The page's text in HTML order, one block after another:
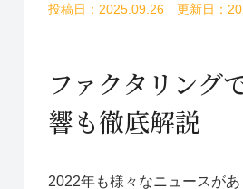
投稿日：2025.09.26 更新日：
ファクタリング
響も徹底解説
2022年も様々なニュースが